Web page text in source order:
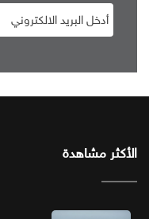
الأكثر مشاهدة